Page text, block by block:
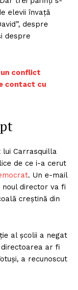
elevii învață
despre
despre
un conflict
contact cu
Carrasquilla
de ce i-a cerut
. Un e-mail
director va fi
creștină din
al școlii a negat
directoarea ar fi
a recunoscut